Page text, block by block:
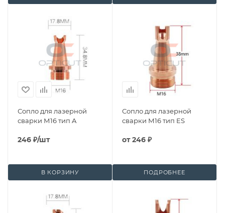
Сопло для лазерной
сварки М16 тип A
246 ₽/шт
В КОРЗИНУ
Сопло для лазерной
сварки М16 тип ES
от246 ₽
ПОДРОБНЕЕ